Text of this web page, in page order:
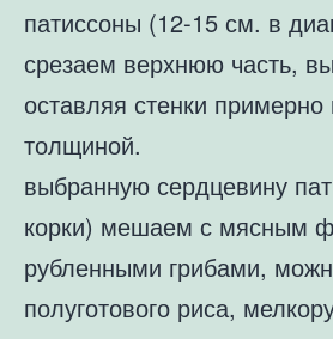
патиссоны (12-15 см. в
срезаем верхнюю часть,
оставляя стенки
толщиной.
выбранную сердцевину
корки) мешаем с мясным
рубленными грибами,
полуготового риса,